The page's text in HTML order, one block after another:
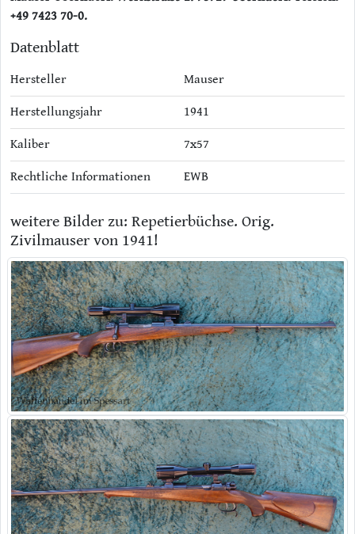
+49 7423 70-0.
Datenblatt
Hersteller Mauser
Herstellungsjahr 1941
Kaliber 7x57
Rechtliche Informationen EWB
weitere Bilder zu: Repetierbüchse. Orig.
Zivilmauser von 1941!